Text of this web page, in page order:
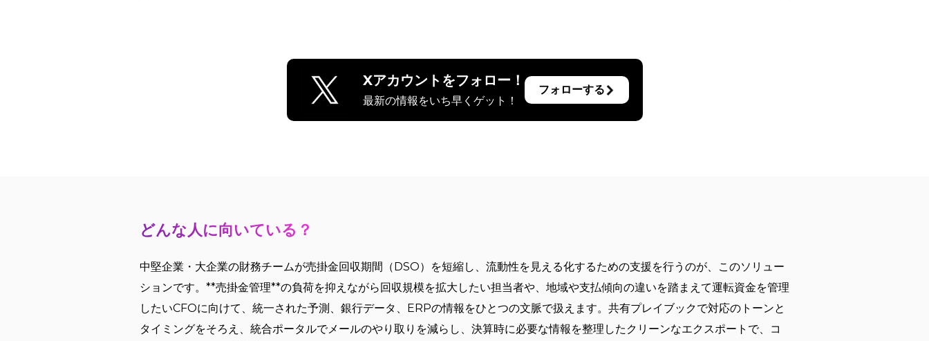
Xアカウントをフォロー！
最新の情報をいち早くゲット！
フォローする
どんな人に向いている？
中堅企業・大企業の財務チームが売掛金回収期間（DSO）を短縮し、流動性を見える化するための支援を行うのが、このソリュー
ションです。**売掛金管理**の負荷を抑えながら回収規模を拡大したい担当者や、地域や支払傾向の違いを踏まえて運転資金を管理
したいCFOに向けて、統一された予測、銀行データ、ERPの情報をひとつの文脈で扱えます。共有プレイブックで対応のトーンと
タイミングをそろえ、統合ポータルでメールのやり取りを減らし、決算時に必要な情報を整理したクリーンなエクスポートで、コ